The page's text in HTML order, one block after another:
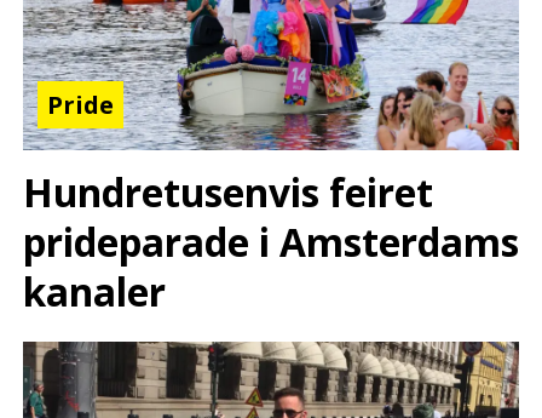
Pride
Hundretusenvis feiret
prideparade i Amsterdams
kanaler